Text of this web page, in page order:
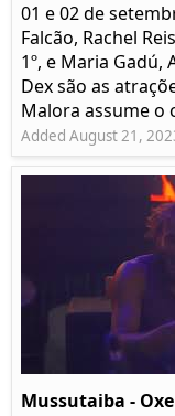
01 e 02 de
Falcão, Rachel
1º, e Maria Gadú,
Dex são as
Malora assume o
Added August 21,
Mussutaiba -